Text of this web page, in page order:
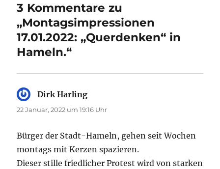
3 Kommentare zu
„Montagsimpressionen
17.01.2022: „Querdenken“ in
Hameln.“
Dirk Harling
22 Januar, 2022 um 19:16 Uhr
Bürger der Stadt-Hameln, gehen seit Wochen
montags mit Kerzen spazieren.
Dieser stille friedlicher Protest wird von starken